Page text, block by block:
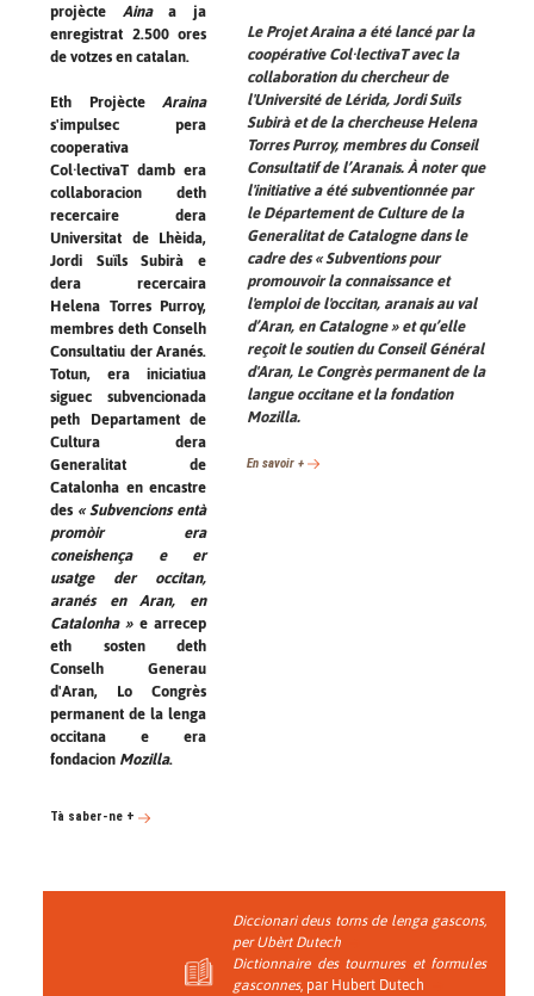
projècte Ainaa ja
enregistrat 2.500 ores
de votzes en catalan.
Eth Projècte Araina
s'impulsec pera
cooperativa
Col·lectivaT damb era
collaboracion deth
recercaire dera
Universitat de Lhèida,
Jordi Suïls Subirà e
dera recercaira
Helena Torres Purroy,
membres deth Conselh
Consultatiu der Aranés.
Totun, era iniciatiua
siguec subvencionada
peth Departament de
Cultura dera
Generalitat de
Catalonha en encastre
des « Subvencions entà
promòir era
coneishença e er
usatge der occitan,
aranés en Aran, en
Catalonha »e arrecep
eth sosten deth
Conselh Generau
d'Aran, Lo Congrès
permanent de la lenga
occitana e era
fondacion Mozilla.
Tà saber-ne +
Le ProjetArainaa été lancé par la
coopérative Col·lectivaT avec la
collaboration du chercheur de
l'Université de Lérida, Jordi Suïls
Subirà et de la chercheuse Helena
Torres Purroy, membres du Conseil
Consultatif de l’Aranais. À noter que
l'initiative a été subventionnée par
le Département de Culture de la
Generalitat de Catalogne dans le
cadre des« Subventions pour
promouvoir la connaissance et
l'emploi de l'occitan, aranais au val
d’Aran, en Catalogne »et qu’elle
reçoit le soutien du Conseil Général
d'Aran, Le Congrès permanent de la
langue occitane et la fondation
Mozilla.
En savoir +
Diccionari deus torns de lenga gascons,
per Ubèrt Dutech
Dictionnaire des tournures et formules
gasconnes, par Hubert Dutech